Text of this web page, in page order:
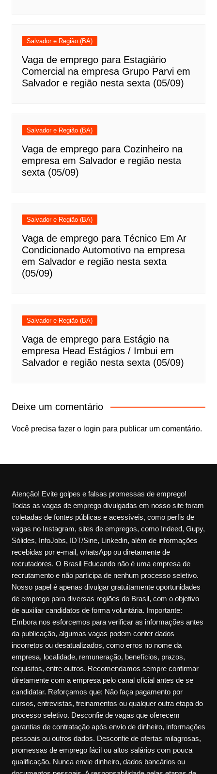
Salvador e Região (BA)
Vaga de emprego para Estagiário
Comercial na empresa Grupo Parvi em
Salvador e região nesta sexta (05/09)
Salvador e Região (BA)
Vaga de emprego para Cozinheiro na
empresa em Salvador e região nesta
sexta (05/09)
Salvador e Região (BA)
Vaga de emprego para Técnico Em Ar
Condicionado Automotivo na empresa
em Salvador e região nesta sexta
(05/09)
Salvador e Região (BA)
Vaga de emprego para Estágio na
empresa Head Estágios / Imbui em
Salvador e região nesta sexta (05/09)
Deixe um comentário
Você precisa fazer o login para publicar um comentário.
Atenção! Evite golpes e falsas promessas de emprego!
Todas as vagas de emprego divulgadas em nosso site foram
coletadas de fontes públicas e acessíveis, como perfis de
vagas no Instagram, sites de empregos, como Indeed, Gupy,
Sólides, InfoJobs, IDT/Sine, Linkedin, além de informações
recebidas por e-mail, whatsApp ou diretamente de
recrutadores. O Brasil Educando não é uma empresa de
recrutamento e não participa de nenhum processo seletivo.
Nosso papel é apenas divulgar gratuitamente oportunidades
de emprego para diversas regiões do Brasil, com o objetivo
de auxiliar candidatos de forma voluntária. Importante:
Embora nos esforcemos para verificar as informações antes
da publicação, algumas vagas podem conter dados
incorretos ou desatualizados, como erros no nome da
empresa, localidade, remuneração, benefícios, prazos,
requisitos, entre outros. Recomendamos sempre confirmar
diretamente com a empresa pelo canal oficial antes de se
candidatar. Reforçamos que: Não faça pagamento por
cursos, entrevistas, treinamentos ou qualquer outra etapa do
processo seletivo. Desconfie de vagas que oferecem
garantias de contratação após envio de dinheiro, informações
pessoais ou outros dados. Desconfie de ofertas milagrosas,
promessas de emprego fácil ou altos salários com pouca
qualificação. Nunca envie dinheiro, dados bancários ou